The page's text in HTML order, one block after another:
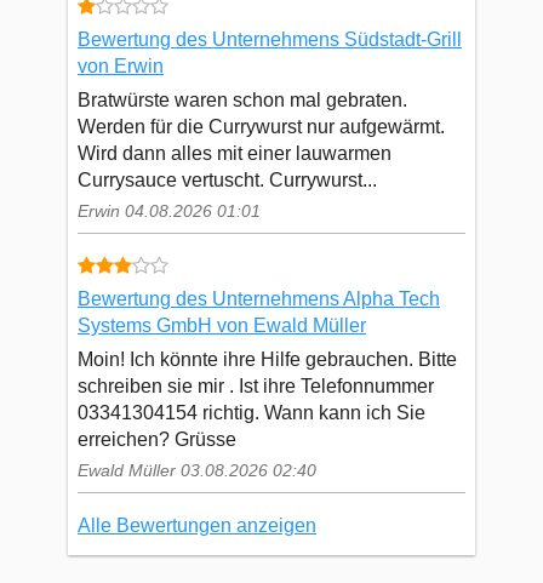
Bewertung des Unternehmens Südstadt-Grill
von Erwin
Bratwürste waren schon mal gebraten.
Werden für die Currywurst nur aufgewärmt.
Wird dann alles mit einer lauwarmen
Currysauce vertuscht. Currywurst...
Erwin 04.08.2026 01:01
Bewertung des Unternehmens Alpha Tech
Systems GmbH von Ewald Müller
Moin! Ich könnte ihre Hilfe gebrauchen. Bitte
schreiben sie mir . Ist ihre Telefonnummer
03341304154 richtig. Wann kann ich Sie
erreichen? Grüsse
Ewald Müller 03.08.2026 02:40
Alle Bewertungen anzeigen